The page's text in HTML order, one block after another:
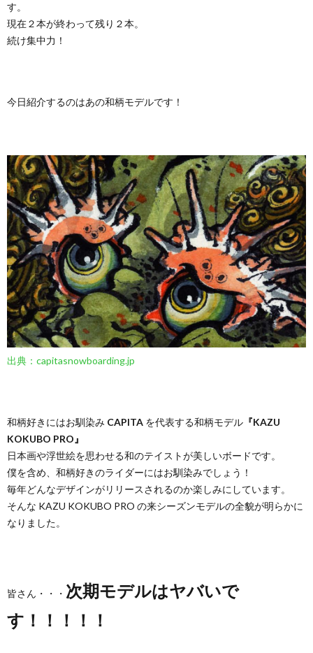
す。
現在２本が終わって残り２本。
続け集中力！
今日紹介するのはあの和柄モデルです！
出典：capitasnowboarding.jp
和柄好きにはお馴染み CAPITA を代表する和柄モデル 『KAZU
KOKUBO PRO』
日本画や浮世絵を思わせる和のテイストが美しいボードです。
僕を含め、和柄好きのライダーにはお馴染みでしょう！
毎年どんなデザインがリリースされるのか楽しみにしています。
そんな KAZU KOKUBO PRO の来シーズンモデルの全貌が明らかに
なりました。
皆さん・・・ 次期モデルはヤバいで
す！！！！！